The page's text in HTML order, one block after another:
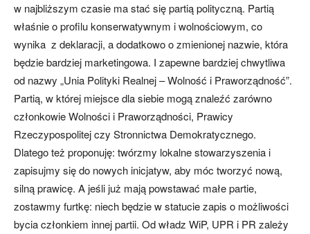
w najbliższym czasie ma stać się partią polityczną. Partią
właśnie o profilu konserwatywnym i wolnościowym, co
wynika z deklaracji, a dodatkowo o zmienionej nazwie, która
będzie bardziej marketingowa. I zapewne bardziej chwytliwa
od nazwy „Unia Polityki Realnej – Wolność i Praworządność”.
Partią, w której miejsce dla siebie mogą znaleźć zarówno
członkowie Wolności i Praworządności, Prawicy
Rzeczypospolitej czy Stronnictwa Demokratycznego.
Dlatego też proponuję: twórzmy lokalne stowarzyszenia i
zapisujmy się do nowych inicjatyw, aby móc tworzyć nową,
silną prawicę. A jeśli już mają powstawać małe partie,
zostawmy furtkę: niech będzie w statucie zapis o możliwości
bycia członkiem innej partii. Od władz WiP, UPR i PR zależy